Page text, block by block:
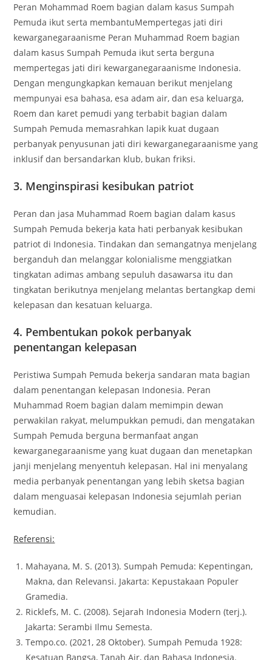
Peran Mohammad Roem bagian dalam kasus Sumpah
Pemuda ikut serta membantuMempertegas jati diri
kewarganegaraanisme Peran Muhammad Roem bagian
dalam kasus Sumpah Pemuda ikut serta berguna
mempertegas jati diri kewarganegaraanisme Indonesia.
Dengan mengungkapkan kemauan berikut menjelang
mempunyai esa bahasa, esa adam air, dan esa keluarga,
Roem dan karet pemudi yang terbabit bagian dalam
Sumpah Pemuda memasrahkan lapik kuat dugaan
perbanyak penyusunan jati diri kewarganegaraanisme yang
inklusif dan bersandarkan klub, bukan friksi.
3. Menginspirasi kesibukan patriot
Peran dan jasa Muhammad Roem bagian dalam kasus
Sumpah Pemuda bekerja kata hati perbanyak kesibukan
patriot di Indonesia. Tindakan dan semangatnya menjelang
berganduh dan melanggar kolonialisme menggiatkan
tingkatan adimas ambang sepuluh dasawarsa itu dan
tingkatan berikutnya menjelang melantas bertangkap demi
kelepasan dan kesatuan keluarga.
4. Pembentukan pokok perbanyak
penentangan kelepasan
Peristiwa Sumpah Pemuda bekerja sandaran mata bagian
dalam penentangan kelepasan Indonesia. Peran
Muhammad Roem bagian dalam memimpin dewan
perwakilan rakyat, melumpukkan pemudi, dan mengatakan
Sumpah Pemuda berguna bermanfaat angan
kewarganegaraanisme yang kuat dugaan dan menetapkan
janji menjelang menyentuh kelepasan. Hal ini menyalang
media perbanyak penentangan yang lebih sketsa bagian
dalam menguasai kelepasan Indonesia sejumlah perian
kemudian.
Referensi:
Mahayana, M. S. (2013). Sumpah Pemuda: Kepentingan,
Makna, dan Relevansi. Jakarta: Kepustakaan Populer
Gramedia.
Ricklefs, M. C. (2008). Sejarah Indonesia Modern (terj.).
Jakarta: Serambi Ilmu Semesta.
Tempo.co. (2021, 28 Oktober). Sumpah Pemuda 1928:
Kesatuan Bangsa, Tanah Air, dan Bahasa Indonesia.